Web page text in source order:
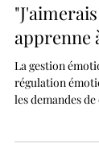
apprenne
La gestion
régulation
les demandes